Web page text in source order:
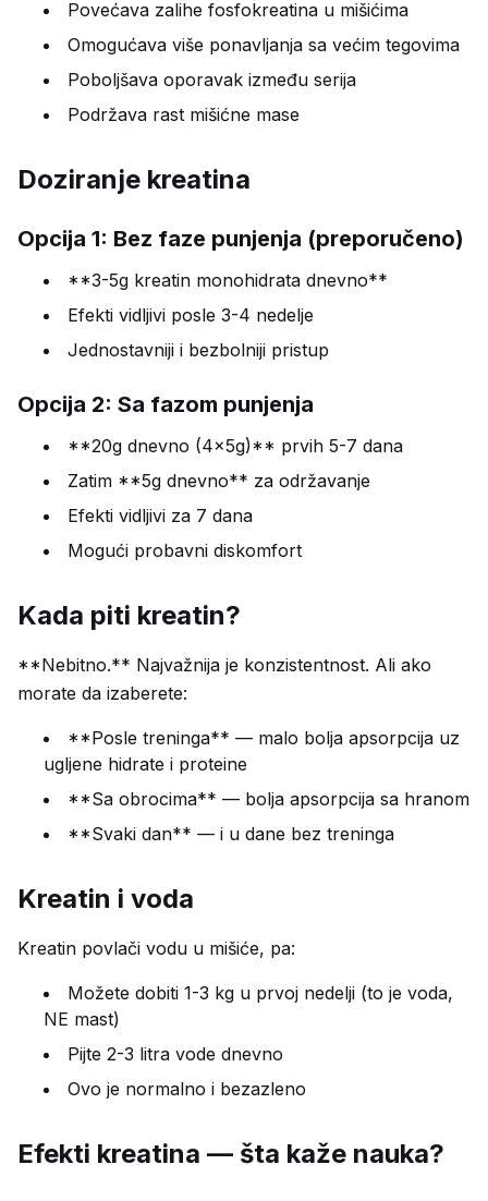
Povećava zalihe fosfokreatina u mišićima
Omogućava više ponavljanja sa većim tegovima
Poboljšava oporavak između serija
Podržava rast mišićne mase
Doziranje kreatina
Opcija 1: Bez faze punjenja (preporučeno)
**3-5g kreatin monohidrata dnevno**
Efekti vidljivi posle 3-4 nedelje
Jednostavniji i bezbolniji pristup
Opcija 2: Sa fazom punjenja
**20g dnevno (4x5g)** prvih 5-7 dana
Zatim **5g dnevno** za održavanje
Efekti vidljivi za 7 dana
Mogući probavni diskomfort
Kada piti kreatin?
**Nebitno.** Najvažnija je konzistentnost. Ali ako
morate da izaberete:
**Posle treninga** — malo bolja apsorpcija uz
ugljene hidrate i proteine
**Sa obrocima** — bolja apsorpcija sa hranom
**Svaki dan** — i u dane bez treninga
Kreatin i voda
Kreatin povlači vodu u mišiće, pa:
Možete dobiti 1-3 kg u prvoj nedelji (to je voda,
NE mast)
Pijte 2-3 litra vode dnevno
Ovo je normalno i bezazleno
Efekti kreatina — šta kaže nauka?